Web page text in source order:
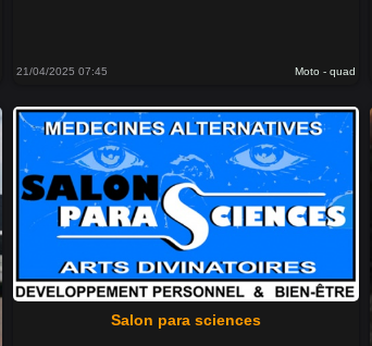
21/04/2025 07:45 Moto - quad
Salon para sciences